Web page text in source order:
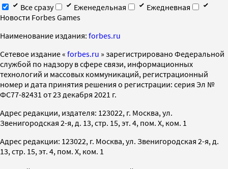
Все сразу
Еженедельная
Ежедневная
Новости Forbes Games
Наименование издания: forbes.ru
Cетевое издание « forbes.ru » зарегистрировано Федеральной
службой по надзору в сфере связи, информационных
технологий и массовых коммуникаций, регистрационный
номер и дата принятия решения о регистрации: серия Эл №
ФС77-82431 от 23 декабря 2021 г.
Адрес редакции, издателя: 123022, г. Москва, ул.
Звенигородская 2-я, д. 13, стр. 15, эт. 4, пом. X, ком. 1
Адрес редакции: 123022, г. Москва, ул. Звенигородская 2-я, д.
13, стр. 15, эт. 4, пом. X, ком. 1